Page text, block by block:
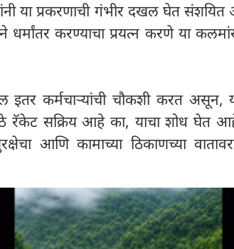
या प्रकरणाची गंभीर दखल घेत
करण्याचा प्रयत्न करणे या
इतर कर्मचाऱ्यांची चौकशी करत असून,
रॅकेट सक्रिय आहे का, याचा शोध घेत
आणि कामाच्या ठिकाणच्या